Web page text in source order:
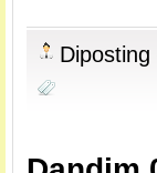
Diposting